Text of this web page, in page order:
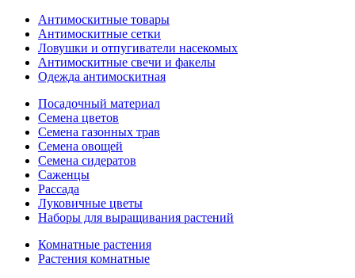
Антимоскитные товары
Антимоскитные сетки
Ловушки и отпугиватели насекомых
Антимоскитные свечи и факелы
Одежда антимоскитная
Посадочный материал
Семена цветов
Семена газонных трав
Семена овощей
Семена сидератов
Саженцы
Рассада
Луковичные цветы
Наборы для выращивания растений
Комнатные растения
Растения комнатные